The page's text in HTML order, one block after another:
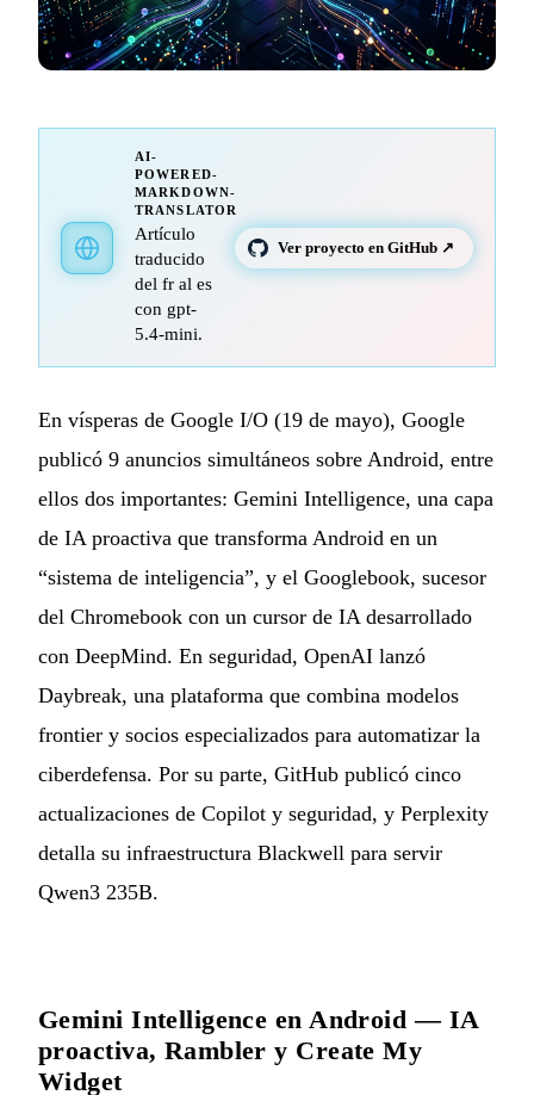
AI-
POWERED-
MARKDOWN-
TRANSLATOR
Artículo
traducido
del fr al es
con gpt-
5.4-mini.
Ver proyecto en GitHub ↗
En vísperas de Google I/O (19 de mayo), Google
publicó 9 anuncios simultáneos sobre Android, entre
ellos dos importantes: Gemini Intelligence, una capa
de IA proactiva que transforma Android en un
“sistema de inteligencia”, y el Googlebook, sucesor
del Chromebook con un cursor de IA desarrollado
con DeepMind. En seguridad, OpenAI lanzó
Daybreak, una plataforma que combina modelos
frontier y socios especializados para automatizar la
ciberdefensa. Por su parte, GitHub publicó cinco
actualizaciones de Copilot y seguridad, y Perplexity
detalla su infraestructura Blackwell para servir
Qwen3 235B.
Gemini Intelligence en Android — IA
proactiva, Rambler y Create My
Widget